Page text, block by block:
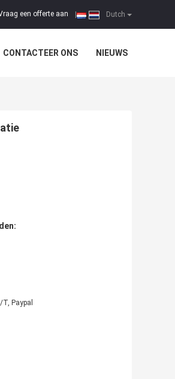
Dutch
een offerte aan
CONTACTEER ONS NIEUWS
Paypal